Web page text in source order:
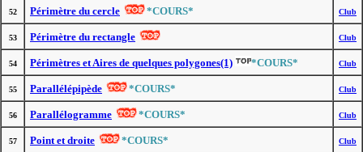
52 Périmètre du cercle *COURS* Club
53 Périmètre du rectangle Club
54 Périmètres et Aires de quelques polygones(1) *COURS* Club
55 Parallélépipède *COURS* Club
56 Parallélogramme *COURS* Club
57 Point et droite *COURS* Club